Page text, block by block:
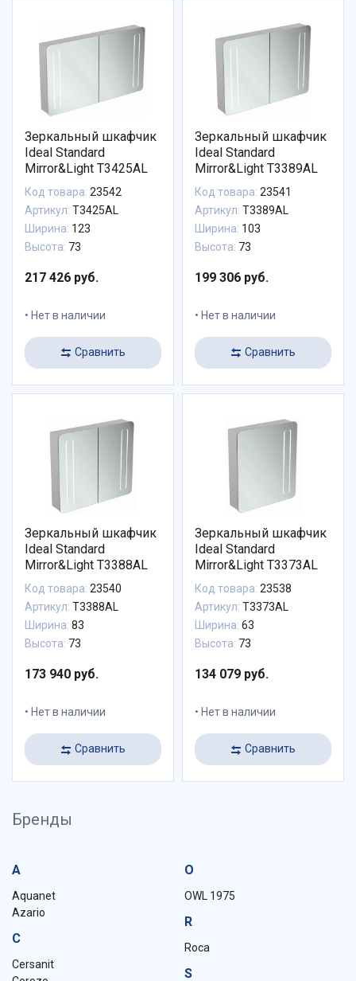
Зеркальный шкафчик
Ideal Standard
Mirror&Light T3425AL
Код товара: 23542
Артикул: T3425AL
Ширина: 123
Высота: 73
217 426 руб.
Нет в наличии
Сравнить
Зеркальный шкафчик
Ideal Standard
Mirror&Light T3389AL
Код товара: 23541
Артикул: T3389AL
Ширина: 103
Высота: 73
199 306 руб.
Нет в наличии
Сравнить
Зеркальный шкафчик
Ideal Standard
Mirror&Light T3388AL
Код товара: 23540
Артикул: T3388AL
Ширина: 83
Высота: 73
173 940 руб.
Нет в наличии
Сравнить
Зеркальный шкафчик
Ideal Standard
Mirror&Light T3373AL
Код товара: 23538
Артикул: T3373AL
Ширина: 63
Высота: 73
134 079 руб.
Нет в наличии
Сравнить
Бренды
A
Aquanet
Azario
C
Cersanit
O
OWL 1975
R
Roca
S